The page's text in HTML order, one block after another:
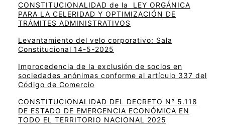
CONSTITUCIONALIDAD de la LEY ORGÁNICA
PARA LA CELERIDAD Y OPTIMIZACIÓN DE
TRÁMITES ADMINISTRATIVOS
Levantamiento del velo corporativo: Sala
Constitucional 14-5-2025
Improcedencia de la exclusión de socios en
sociedades anónimas conforme al artículo 337 del
Código de Comercio
CONSTITUCIONALIDAD DEL DECRETO N° 5.118
DE ESTADO DE EMERGENCIA ECONÓMICA EN
TODO EL TERRITORIO NACIONAL 2025